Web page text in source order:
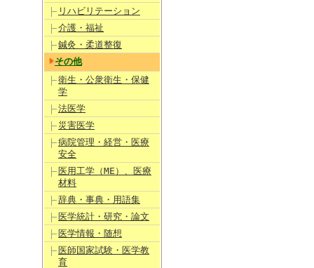
リハビリテーション
介護・福祉
鍼灸・柔道整復
その他
衛生・公衆衛生・保健
学
法医学
災害医学
病院管理・経営・医療
安全
医用工学（ME）、医療
材料
辞典・事典・用語集
医学統計・研究・論文
医学情報・随想
医師国家試験・医学教
育